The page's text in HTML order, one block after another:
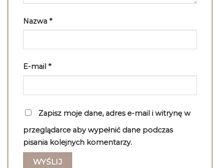
Nazwa *
E-mail *
Zapisz moje dane, adres e-mail i witrynę w
przeglądarce aby wypełnić dane podczas
pisania kolejnych komentarzy.